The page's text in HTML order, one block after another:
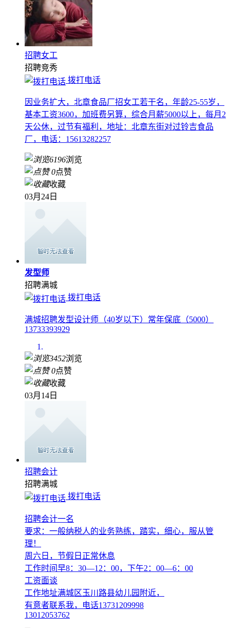
招聘女工
招聘竞秀
拨打电话
因业务扩大，北章食品厂招女工若干名，年龄25-55岁，
基本工资3600，加班费另算，综合月薪5000以上，每月2
天公休，过节有福利，地址：北章东街对过铃吉食品
厂，电话：15613282257
6196浏览
0点赞
收藏
03月24日
发型师
招聘满城
拨打电话
满城招聘发型设计师（40岁以下）常年保底（5000）
13733393929
3452浏览
0点赞
收藏
03月14日
招聘会计
招聘满城
拨打电话
招聘会计一名
要求：一般纳税人的业务熟练，踏实，细心，服从管
理！
周六日，节假日正常休息
工作时间早8：30—12：00，下午2：00—6：00
工资面谈
工作地址满城区玉川路县幼儿园附近，
有意者联系我，电话13731209998
13012053762